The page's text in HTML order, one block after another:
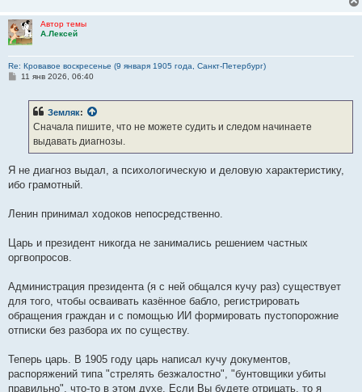
Автор темы
А.Лексей
Re: Кровавое воскресенье (9 января 1905 года, Санкт-Петербург)
С11 янв 2026, 06:40
Земляк:
Сначала пишите, что не можете судить и следом начинаете
выдавать диагнозы.
Я не диагноз выдал, а психологическую и деловую характеристику,
ибо грамотный.
Ленин принимал ходоков непосредственно.
Царь и президент никогда не занимались решением частных
оргвопросов.
Администрация президента (я с ней общался кучу раз) существует
для того, чтобы осваивать казённое бабло, регистрировать
обращения граждан и с помощью ИИ формировать пустопорожние
отписки без разбора их по существу.
Теперь царь. В 1905 году царь написал кучу документов,
распоряжений типа "стрелять безжалостно", "бунтовщики убиты
правильно", что-то в этом духе. Если Вы будете отрицать, то я